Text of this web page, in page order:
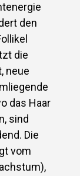
den
die
neue
das Haar
sind
Die
vom